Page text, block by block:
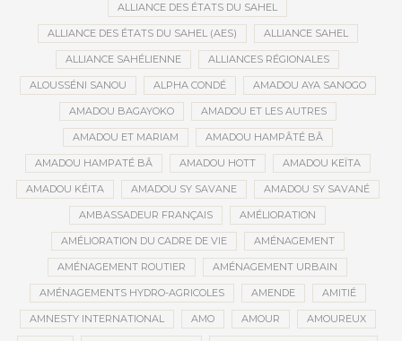
ALLIANCE DES ÉTATS DU SAHEL
ALLIANCE DES ÉTATS DU SAHEL (AES) ALLIANCE SAHEL
ALLIANCE SAHÉLIENNE ALLIANCES RÉGIONALES
ALOUSSÉNI SANOU ALPHA CONDÉ AMADOU AYA SANOGO
AMADOU BAGAYOKO AMADOU ET LES AUTRES
AMADOU ET MARIAM AMADOU HAMPÂTÉ BÂ
AMADOU HAMPATÉ BÂ AMADOU HOTT AMADOU KEÏTA
AMADOU KÉITA AMADOU SY SAVANE AMADOU SY SAVANÉ
AMBASSADEUR FRANÇAIS AMÉLIORATION
AMÉLIORATION DU CADRE DE VIE AMÉNAGEMENT
AMÉNAGEMENT ROUTIER AMÉNAGEMENT URBAIN
AMÉNAGEMENTS HYDRO-AGRICOLES AMENDE AMITIÉ
AMNESTY INTERNATIONAL AMO AMOUR AMOUREUX